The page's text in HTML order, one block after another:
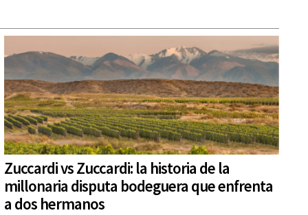
Zuccardi vs Zuccardi: la historia de la
millonaria disputa bodeguera que enfrenta
a dos hermanos